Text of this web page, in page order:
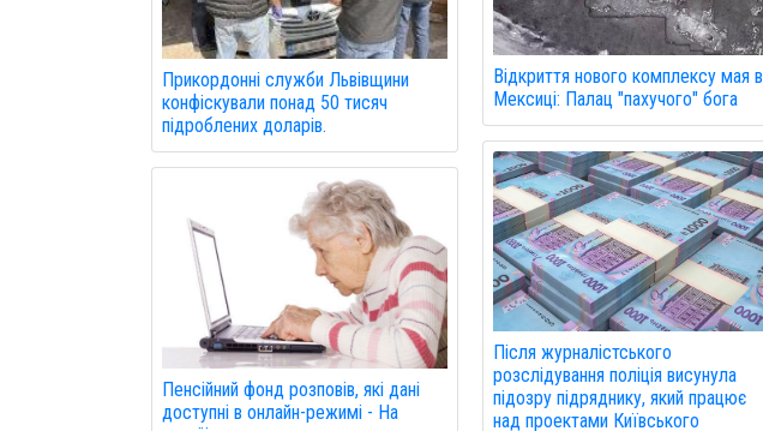
Прикордонні служби Львівщини
конфіскували понад 50 тисяч
підроблених доларів.
Пенсійний фонд розповів, які дані
доступні в онлайн-режимі - На
Відкриття нового комплексу мая в
Мексиці: Палац "пахучого" бога
Після журналістського
розслідування поліція висунула
підозру підряднику, який працює
над проектами Київського